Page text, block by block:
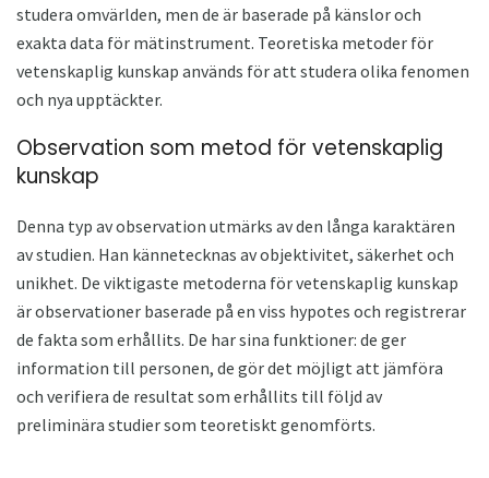
studera omvärlden, men de är baserade på känslor och
exakta data för mätinstrument. Teoretiska metoder för
vetenskaplig kunskap används för att studera olika fenomen
och nya upptäckter.
Observation som metod för vetenskaplig
kunskap
Denna typ av observation utmärks av den långa karaktären
av studien. Han kännetecknas av objektivitet, säkerhet och
unikhet. De viktigaste metoderna för vetenskaplig kunskap
är observationer baserade på en viss hypotes och registrerar
de fakta som erhållits. De har sina funktioner: de ger
information till personen, de gör det möjligt att jämföra
och verifiera de resultat som erhållits till följd av
preliminära studier som teoretiskt genomförts.